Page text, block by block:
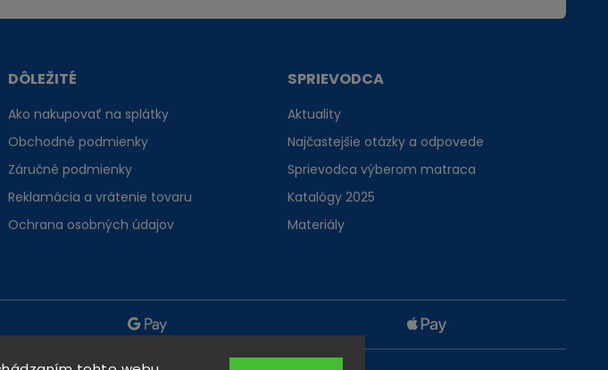
DÔLEŽITÉ
Ako nakupovať na splátky
Obchodné podmienky
Záručné podmienky
Reklamácia a vrátenie tovaru
Ochrana osobných údajov
SPRIEVODCA
Aktuality
Najčastejšie otázky a odpovede
Sprievodca výberom matraca
Katalógy 2025
Materiály